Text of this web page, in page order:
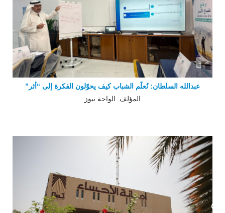
عبدالله السلطان: نُعلّم الشباب كيف يحوّلون الفكرة إلى “أثر”
المؤلف: الواحة نيوز